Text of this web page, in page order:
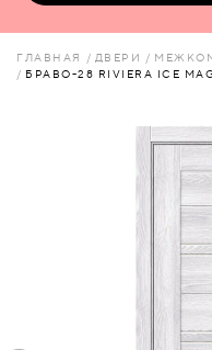
ГЛАВНАЯ ДВЕРИ
БРАВО-28 RIVIERA ICE